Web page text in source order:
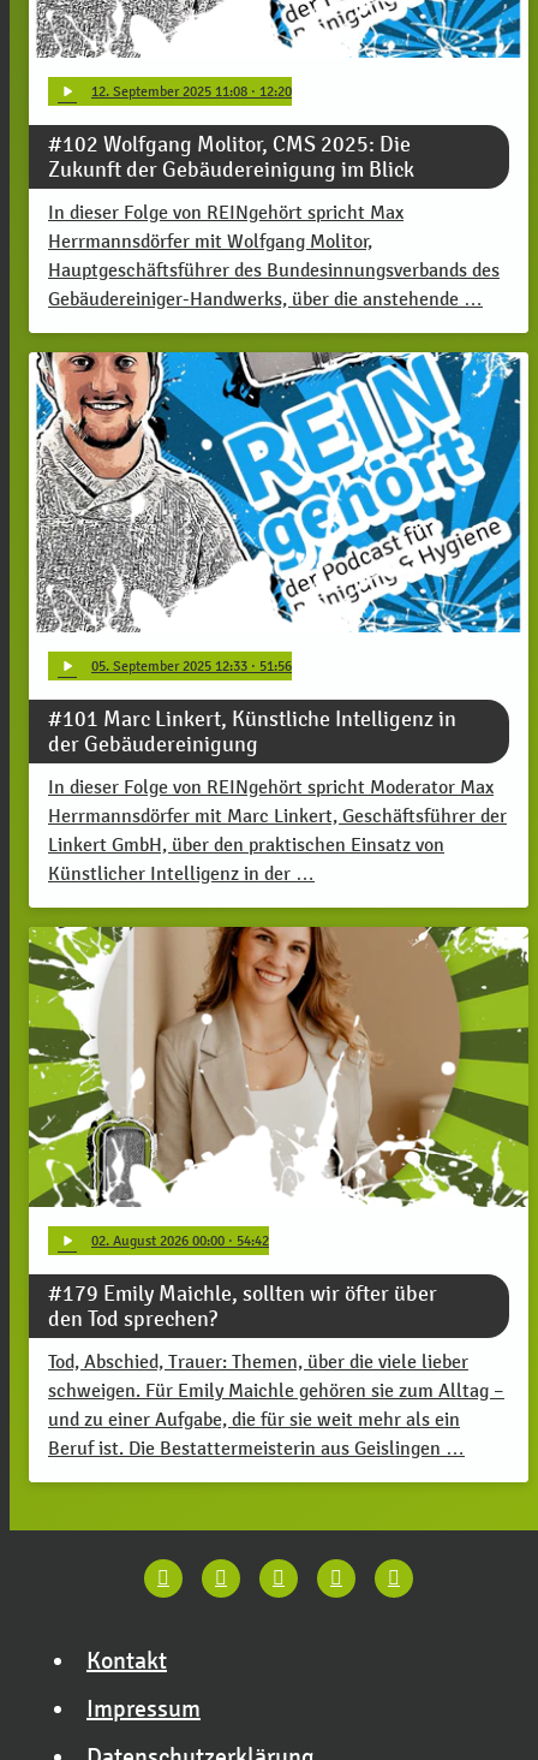
play_arrow 12. September 2025 11:08 · 12:20
#102 Wolfgang Molitor, CMS 2025: Die
Zukunft der Gebäudereinigung im Blick
In dieser Folge von REINgehört spricht Max
Herrmannsdörfer mit Wolfgang Molitor,
Hauptgeschäftsführer des Bundesinnungsverbands des
Gebäudereiniger-Handwerks, über die anstehende …
play_arrow 05. September 2025 12:33 · 51:56
#101 Marc Linkert, Künstliche Intelligenz in
der Gebäudereinigung
In dieser Folge von REINgehört spricht Moderator Max
Herrmannsdörfer mit Marc Linkert, Geschäftsführer der
Linkert GmbH, über den praktischen Einsatz von
Künstlicher Intelligenz in der …
play_arrow 02. August 2026 00:00 · 54:42
#179 Emily Maichle, sollten wir öfter über
den Tod sprechen?
Tod, Abschied, Trauer: Themen, über die viele lieber
schweigen. Für Emily Maichle gehören sie zum Alltag –
und zu einer Aufgabe, die für sie weit mehr als ein
Beruf ist. Die Bestattermeisterin aus Geislingen …
Kontakt
Impressum